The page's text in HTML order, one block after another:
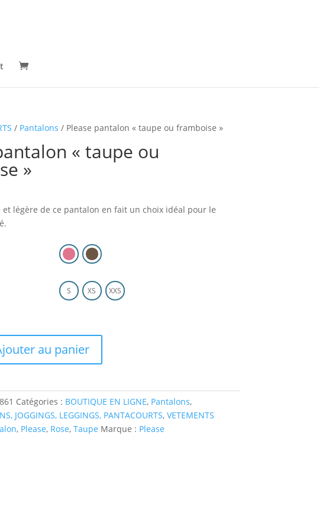
/ Pantalons / Please pantalon « taupe ou framboise »
« taupe ou
»
et légère de ce pantalon en fait un choix idéal pour le
S XS XXS
au panier
Catégories : BOUTIQUE EN LIGNE, Pantalons,
JOGGINGS, LEGGINGS, PANTACOURTS, VETEMENTS
, Please, Rose, Taupe Marque : Please